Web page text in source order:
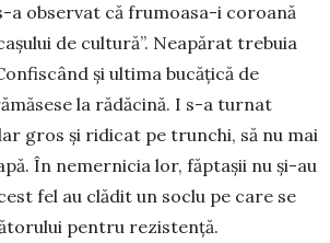
a observat că fru­moa­sa-i coroană
de cultură”. Neapărat trebuia
și ultima bucățică de
la rădăcină. I s-a turnat
gros și ridicat pe trunchi, să nu mai
În ne­mer­nicia lor, făptașii nu și-au
fel au clădit un soclu pe care se
pentru rezistență.